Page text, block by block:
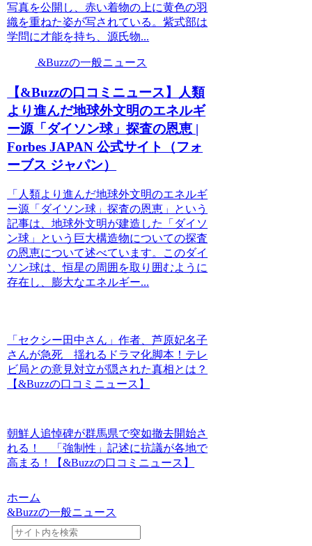
写真を公開し、赤い着物の上に黄色の羽
織を重ねた姿が写されている。紫式部は
学問に才能を持ち、源氏物...
&Buzzの一般ニュース
【&Buzzの口コミニュース】人類
より進んだ地球外文明のエネルギ
ー源「ダイソン球」探査の恩恵 |
Forbes JAPAN 公式サイト（フォ
ーブス ジャパン）
「人類より進んだ地球外文明のエネルギ
ー源「ダイソン球」探査の恩恵」という
記事は、地球外文明が建造した「ダイソ
ン球」という巨大構造物についての探査
の恩恵について述べています。このダイ
ソン球は、恒星の周囲を取り囲むように
存在し、膨大なエネルギー...
「セクシー田中さん」作者、芦原妃名子
さんが急死 揺れるドラマ化脚本！テレ
ビ局との意見対立が隠された真相とは？
【&Buzzの口コミニュース】
朝鮮人追悼碑が群馬県で突如撤去開始さ
れる！ 「強制性」記述に抗議が各地で
高まる！【&Buzzの口コミニュース】
ホーム
&Buzzの一般ニュース